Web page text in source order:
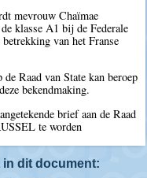
mevrouw Chaïmae
klasse A1 bij de Federale
van het Franse
Raad van State kan beroep
bekendmaking.
brief aan de Raad
te worden
in dit document: